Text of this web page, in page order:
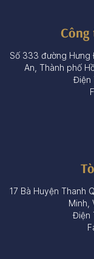
Số 333 đường Hưng
An, Thành phố
Điện
17 Bà Huyện Thanh
Minh,
Điện